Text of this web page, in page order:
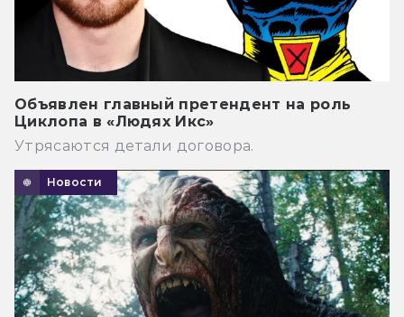
Объявлен главный претендент на роль
Циклопа в «Людях Икс»
Утрясаются детали договора.
Новости